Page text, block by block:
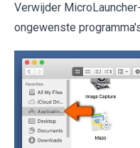
Verwijder
ongewenste